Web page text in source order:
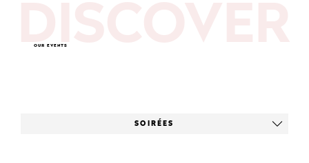
OUR EVENTS
SOIRÉES